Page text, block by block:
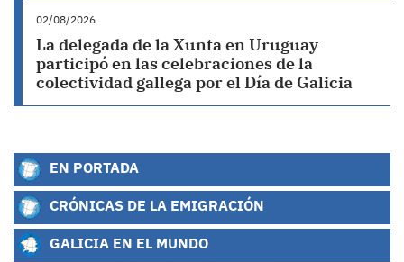
02/08/2026
La delegada de la Xunta en Uruguay
participó en las celebraciones de la
colectividad gallega por el Día de Galicia
EN PORTADA
CRÓNICAS DE LA EMIGRACIÓN
GALICIA EN EL MUNDO